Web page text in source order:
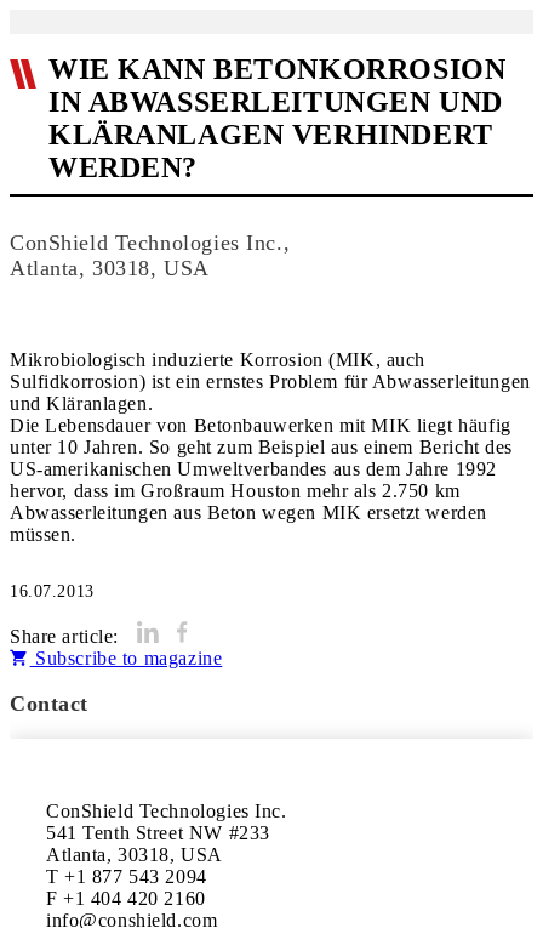
WIE KANN BETONKORROSION
IN ABWASSERLEITUNGEN UND
KLÄRANLAGEN VERHINDERT
WERDEN?
ConShield Technologies Inc.,
Atlanta, 30318, USA
Mikrobiologisch induzierte Korrosion (MIK, auch
Sulfidkorrosion) ist ein ernstes Problem für Abwasserleitungen
und Kläranlagen.
Die Lebensdauer von Betonbauwerken mit MIK liegt häufig
unter 10 Jahren. So geht zum Beispiel aus einem Bericht des
US-amerikanischen Umweltverbandes aus dem Jahre 1992
hervor, dass im Großraum Houston mehr als 2.750 km
Abwasser­lei­tungen aus Beton wegen MIK ersetzt werden
16.07.2013
Share article:
Subscribe to magazine
Contact
ConShield Technologies Inc.
541 Tenth Street NW #233
Atlanta, 30318, USA
T +1 877 543 2094
F +1 404 420 2160
info@conshield.com